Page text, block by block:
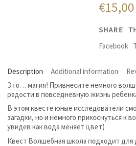
€15,00
SHARE
Facebook
Description Additional information
Это… магия! Привнесите немного
радости в повседневную жизнь
В этом квесте юные исследователи
загадки, но и немного прикоснуться к
увидев как вода меняет цвет)
Квест Волшебная школа подходит для